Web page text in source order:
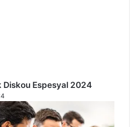
Diskou Espesyal 2024